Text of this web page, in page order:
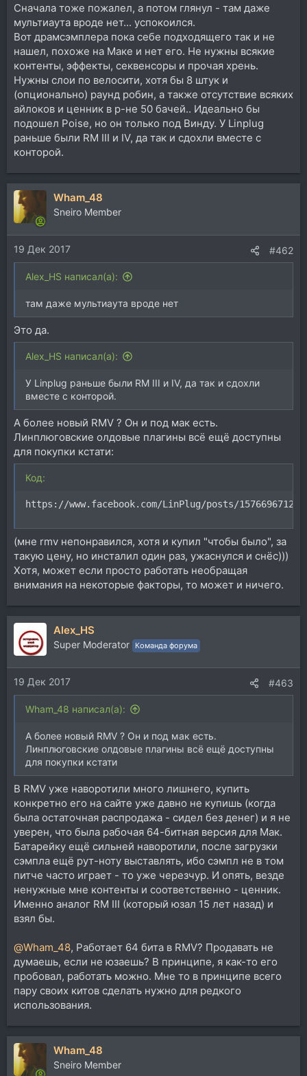
Сначала тоже пожалел, а потом глянул - там даже
мультиаута вроде нет... успокоился.
Вот драмсэмплера пока себе подходящего так и не
нашел, похоже на Маке и нет его. Не нужны всякие
контенты, эффекты, секвенсоры и прочая хрень.
Нужны слои по велосити, хотя бы 8 штук и
(опционально) раунд робин, а также отсутствие всяких
айлоков и ценник в р-не 50 бачей.. Идеально бы
подошел Poise, но он только под Винду. У Linplug
раньше были RM III и IV, да так и сдохли вместе с
конторой.
Wham_48
Sneiro Member
19 Дек 2017 #462
Alex_HS написал(а):
там даже мультиаута вроде нет
Это да.
Alex_HS написал(а):
У Linplug раньше были RM III и IV, да так и сдохли
вместе с конторой.
А более новый RMV ? Он и под мак есть.
Линплюговские олдовые плагины всё ещё доступны
для покупки кстати:
Код:
https://www.facebook.com/LinPlug/posts/
(мне rmv непонравился, хотя и купил "чтобы было", за
такую цену, но инсталил один раз, ужаснулся и снёс)))
Хотя, может если просто работать необращая
внимания на некоторые факторы, то может и ничего.
Alex_HS
Super Moderator Команда форума
19 Дек 2017 #463
Wham_48 написал(а):
А более новый RMV ? Он и под мак есть.
Линплюговские олдовые плагины всё ещё доступны
для покупки кстати
В RMV уже наворотили много лишнего, купить
конкретно его на сайте уже давно не купишь (когда
была остаточная распродажа - сидел без денег) и я не
уверен, что была рабочая 64-битная версия для Мак.
Батарейку ещё сильней наворотили, после загрузки
сэмпла ещё рут-ноту выставлять, ибо сэмпл не в том
питче часто играет - то уже черезчур. И опять, везде
ненужные мне контенты и соответственно - ценник.
Именно аналог RM III (который юзал 15 лет назад) и
взял бы.
@Wham_48, Работает 64 бита в RMV? Продавать не
думаешь, если не юзаешь? В принципе, я как-то его
пробовал, работать можно. Мне то в принципе всего
пару своих китов сделать нужно для редкого
использования.
Wham_48
Sneiro Member